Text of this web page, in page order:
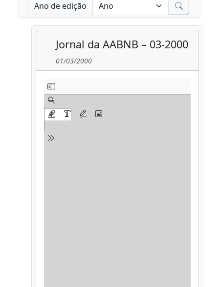
Ano de edição
Jornal da AABNB – 03-2000
01/03/2000